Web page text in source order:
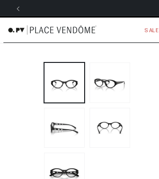
al contenido
SALE